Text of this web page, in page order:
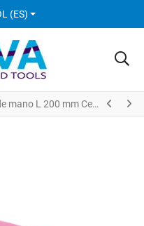
SU IDIOMA
(ES)
200 mm Cerdas Duras Rosa